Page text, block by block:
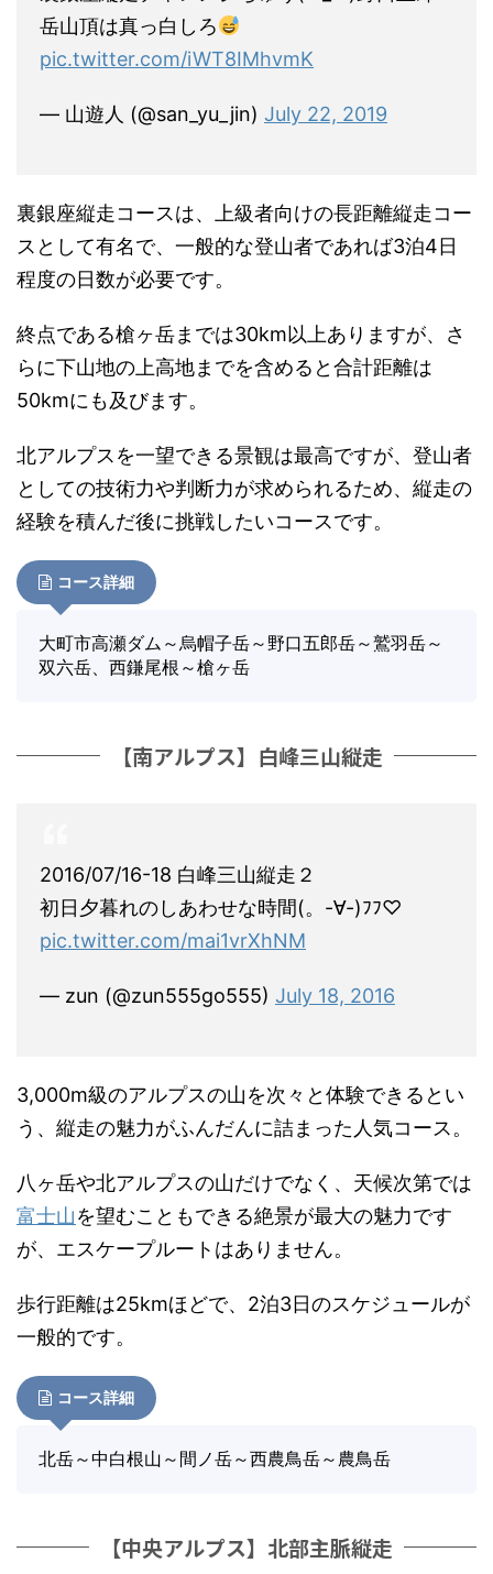
岳山頂は真っ白しろ
pic.twitter.com/iWT8IMhvmK
— 山遊人 (@san_yu_jin) July 22, 2019
裏銀座縦走コースは、上級者向けの長距離縦走コー
スとして有名で、一般的な登山者であれば3泊4日
程度の日数が必要です。
終点である槍ヶ岳までは30km以上ありますが、さ
らに下山地の上高地までを含めると合計距離は
50kmにも及びます。
北アルプスを一望できる景観は最高ですが、登山者
としての技術力や判断力が求められるため、縦走の
経験を積んだ後に挑戦したいコースです。
コース詳細
大町市高瀬ダム～烏帽子岳～野口五郎岳～鷲羽岳～
双六岳、西鎌尾根～槍ヶ岳
【南アルプス】白峰三山縦走
2016/07/16-18 白峰三山縦走２
初日夕暮れのしあわせな時間(。-∀-)ﾌﾌ♡
pic.twitter.com/mai1vrXhNM
— zun (@zun555go555) July 18, 2016
3,000m級のアルプスの山を次々と体験できるとい
う、縦走の魅力がふんだんに詰まった人気コース。
八ヶ岳や北アルプスの山だけでなく、天候次第では
富士山を望むこともできる絶景が最大の魅力です
が、エスケープルートはありません。
歩行距離は25kmほどで、2泊3日のスケジュールが
一般的です。
コース詳細
北岳～中白根山～間ノ岳～西農鳥岳～農鳥岳
【中央アルプス】北部主脈縦走